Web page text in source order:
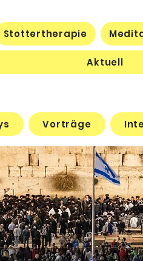
Stottertherapie
Aktuell
Vorträge